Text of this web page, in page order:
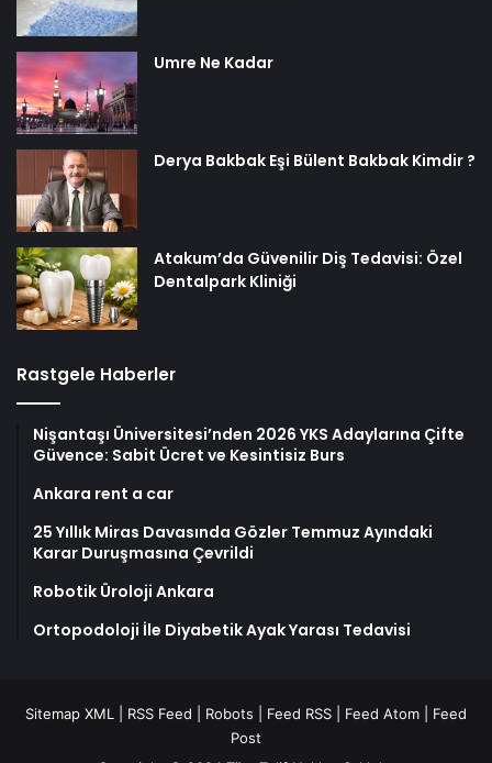
Umre Ne Kadar
Derya Bakbak Eşi Bülent Bakbak Kimdir ?
Atakum’da Güvenilir Diş Tedavisi: Özel
Dentalpark Kliniği
Rastgele Haberler
Nişantaşı Üniversitesi’nden 2026 YKS Adaylarına Çifte
Güvence: Sabit Ücret ve Kesintisiz Burs
Ankara rent a car
25 Yıllık Miras Davasında Gözler Temmuz Ayındaki
Karar Duruşmasına Çevrildi
Robotik Üroloji Ankara
Ortopodoloji İle Diyabetik Ayak Yarası Tedavisi
Sitemap XML RSS Feed Robots Feed RSS Feed Atom
Feed
Post